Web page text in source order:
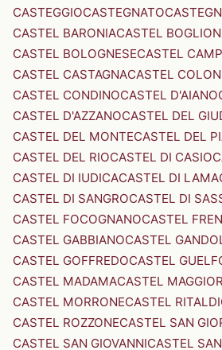
CASTEGGIOCASTEGNATO
CASTEL BARONIACASTEL
CASTEL BOLOGNESECASTEL
CASTEL CASTAGNACASTEL
CASTEL CONDINOCASTEL D'AIANO
CASTEL D'AZZANOCASTEL DEL
CASTEL DEL MONTECASTEL DEL
CASTEL DEL RIOCASTEL DI CASIO
CASTEL DI IUDICACASTEL DI LAMA
CASTEL DI SANGROCASTEL DI
CASTEL FOCOGNANOCASTEL
CASTEL GABBIANOCASTEL
CASTEL GOFFREDOCASTEL
CASTEL MADAMACASTEL
CASTEL MORRONECASTEL RITALDI
CASTEL ROZZONECASTEL SAN
CASTEL SAN GIOVANNICASTEL